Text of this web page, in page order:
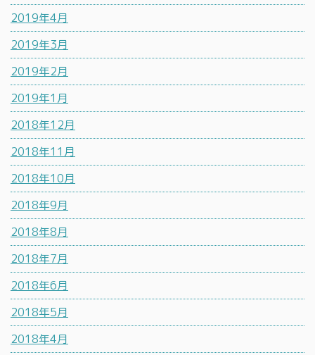
2019年4月
2019年3月
2019年2月
2019年1月
2018年12月
2018年11月
2018年10月
2018年9月
2018年8月
2018年7月
2018年6月
2018年5月
2018年4月